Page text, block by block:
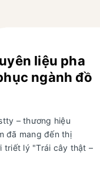
liệu pha
ngành đồ
– thương hiệu
đã mang đến thị
triết lý "Trái cây thật –